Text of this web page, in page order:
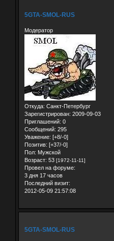
5GTA-SMOL-RUS
Модератор
Откуда: Санкт-Петербург
Зарегистрирован: 2009-09-03
Приглашений: 0
Сообщений: 295
Уважение: [+8/-0]
Позитив: [+37/-0]
Пол: Мужской
Возраст: 53 [1972-11-11]
Провел на форуме:
3 дня 17 часов
Последний визит:
2012-05-09 21:57:08
5GTA-SMOL-RUS